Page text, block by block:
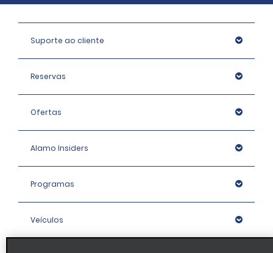
Suporte ao cliente
Reservas
Ofertas
Alamo Insiders
Programas
Veículos